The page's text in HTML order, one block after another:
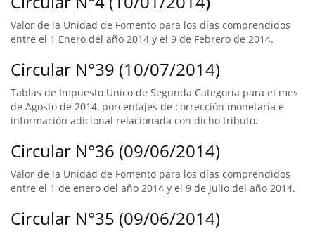
Valor de la Unidad de Fomento para los días comprendidos
entre el 1 Enero del año 2014 y el 9 de Febrero de 2014.
Circular N°39 (10/07/2014)
Tablas de Impuesto Unico de Segunda Categoría para el mes
de Agosto de 2014, porcentajes de corrección monetaria e
información adicional relacionada con dicho tributo.
Circular N°36 (09/06/2014)
Valor de la Unidad de Fomento para los días comprendidos
entre el 1 de enero del año 2014 y el 9 de Julio del año 2014.
Circular N°35 (09/06/2014)